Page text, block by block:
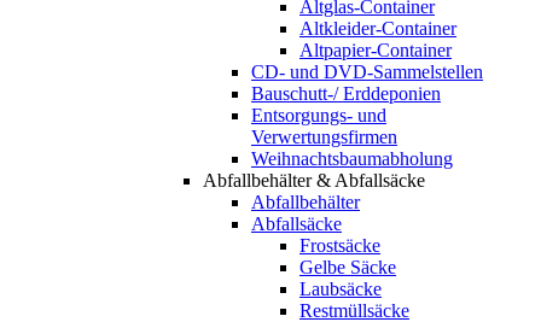
Altglas-Container
Altkleider-Container
Altpapier-Container
CD- und DVD-Sammelstellen
Bauschutt-/ Erddeponien
Entsorgungs- und
Verwertungsfirmen
Weihnachtsbaumabholung
Abfallbehälter & Abfallsäcke
Abfallbehälter
Abfallsäcke
Frostsäcke
Gelbe Säcke
Laubsäcke
Restmüllsäcke